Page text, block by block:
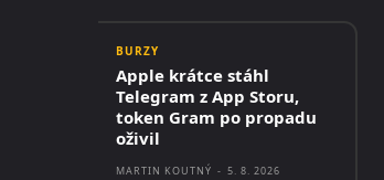
BURZY
Apple krátce stáhl
Telegram z App Storu,
token Gram po propadu
oživil
MARTIN KOUTNÝ - 5. 8. 2026